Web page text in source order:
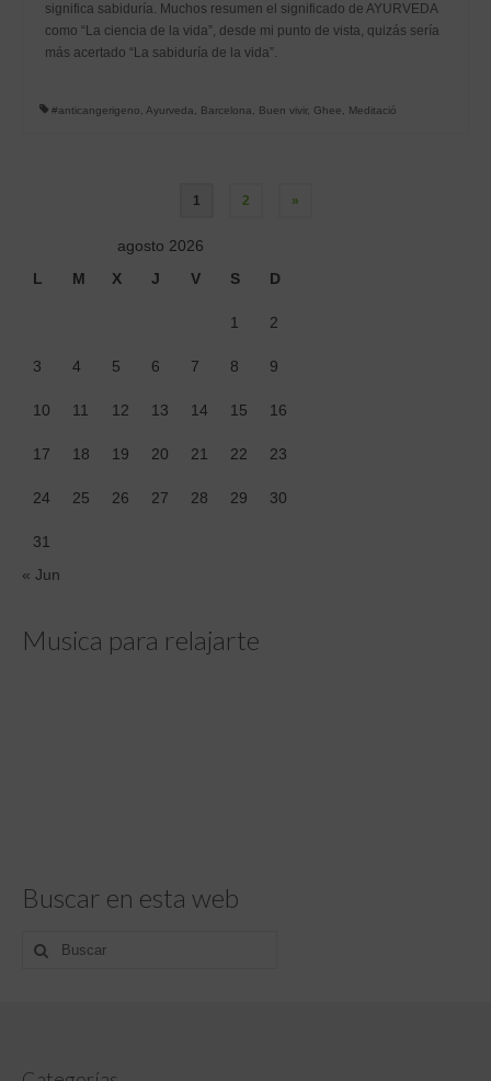
significa sabiduría. Muchos resumen el significado de AYURVEDA
como “La ciencia de la vida”, desde mi punto de vista, quizás sería
más acertado “La sabiduría de la vida”.
#anticangerigeno Ayurveda Barcelona Buen vivir, Ghee Meditació
entradas
1 2 »
agosto 2026
L
M X J V S D
1 2
3 4 5 6 7 8 9
10 11 12 13 14 15 16
17 18 19 20 21 22 23
24 25 26 27 28 29 30
31
« Jun
Musica para relajarte
Buscar en esta web
Buscar
por: